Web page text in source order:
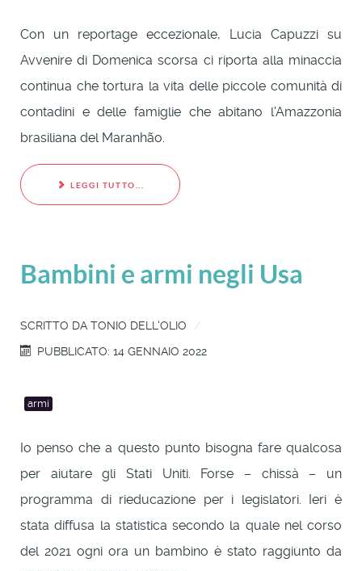
Con un reportage eccezionale, Lucia Capuzzi su
Avvenire di Domenica scorsa ci riporta alla minaccia
continua che tortura la vita delle piccole comunità di
contadini e delle famiglie che abitano l'Amazzonia
brasiliana del Maranhão.
LEGGI TUTTO...
Bambini e armi negli Usa
SCRITTO DA TONIO DELL'OLIO
PUBBLICATO: 14 GENNAIO 2022
armi
Io penso che a questo punto bisogna fare qualcosa
per aiutare gli Stati Uniti. Forse – chissà – un
programma di rieducazione per i legislatori. Ieri è
stata diffusa la statistica secondo la quale nel corso
del 2021 ogni ora un bambino è stato raggiunto da